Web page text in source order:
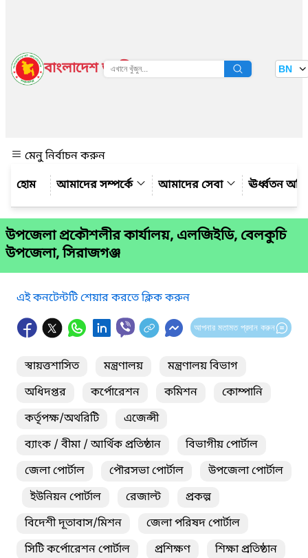
বাংলাদেশ জাতীয় তথ্য বাতায়ন BN
মেনু নির্বাচন করুন
আমাদের সম্পর্কে
আমাদের সেবা ঊর্ধ্বতন
উপজেলা প্রকৌশলীর কার্যালয়, এলজিইডি, বেলকুচি
উপজেলা, সিরাজগঞ্জ
এই কনটেন্টটি শেয়ার করতে ক্লিক করুন
আপনার মতামত প্রদান করুন
স্বায়ত্তশাসিত মন্ত্রণালয়
মন্ত্রণালয় বিভাগ
অধিদপ্তর
কর্পোরেশন কমিশন
কোম্পানি
কর্তৃপক্ষ/অথরিটি
এজেন্সী
ব্যাংক / বীমা / আর্থিক প্রতিষ্ঠান
বিভাগীয় পোর্টাল
জেলা পোর্টাল
পৌরসভা পোর্টাল
উপজেলা পোর্টাল
ইউনিয়ন পোর্টাল
রেজাল্ট
প্রকল্প
বিদেশী দূতাবাস/মিশন
জেলা পরিষদ পোর্টাল
সিটি কর্পোরেশন পোর্টাল
প্রশিক্ষণ
শিক্ষা প্রতিষ্ঠান